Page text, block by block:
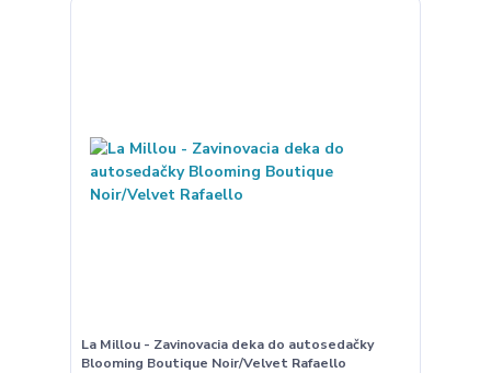
La Millou - Zavinovacia deka do autosedačky
Blooming Boutique Noir/Velvet Rafaello